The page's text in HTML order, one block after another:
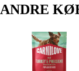
ANDRE